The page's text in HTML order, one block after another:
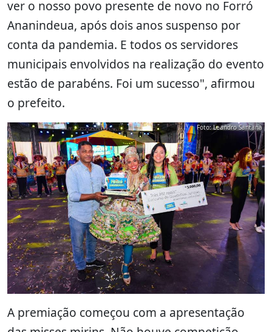
ver o nosso povo presente de novo no Forró
Ananindeua, após dois anos suspenso por
conta da pandemia. E todos os servidores
municipais envolvidos na realização do evento
estão de parabéns. Foi um sucesso", afirmou
o prefeito.
Foto: Leandro Santana
A premiação começou com a apresentação